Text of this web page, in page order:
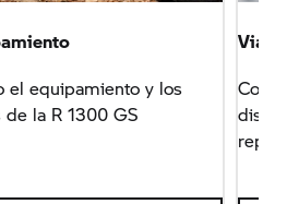
el equipamiento y los
la R 1300 GS
Viaja
Con